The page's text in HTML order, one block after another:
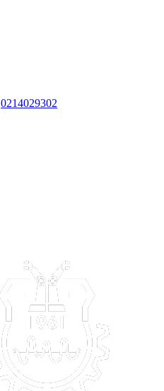
0214029302